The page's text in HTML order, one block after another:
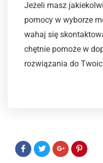
Jeżeli masz
pomocy w wyborze
wahaj się
chętnie pomoże w
rozwiązania do